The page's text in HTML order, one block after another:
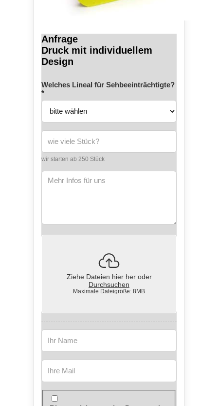
Anfrage
Druck mit individuellem
Design
Welches Lineal für Sehbeeinträchtigte?
*
wir starten ab 250 Stück
Ziehe Dateien hier her oder
Durchsuchen
Maximale Dateigröße: 8MB